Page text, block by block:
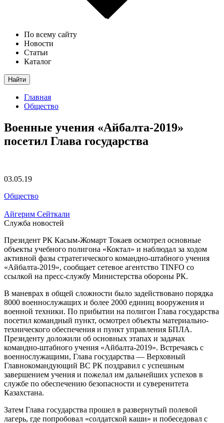
По всему сайту
Новости
Статьи
Каталог
Найти
Главная
Общество
Военные учения «Айбалта-2019»
посетил Глава государства
03.05.19
Общество
Айгерим Сейткали
Служба новостей
Президент РК Касым-Жомарт Токаев осмотрел основные
объекты учебного полигона «Коктал» и наблюдал за ходом
активной фазы стратегического командно-штабного учения
«Айбалта-2019», сообщает сетевое агентство TINFO со
ссылкой на пресс-службу Министерства обороны РК.
В маневрах в общей сложности было задействовано порядка
8000 военнослужащих и более 2000 единиц вооружения и
военной техники. По прибытии на полигон Глава государства
посетил командный пункт, осмотрел объекты материально-
технического обеспечения и пункт управления БПЛА.
Президенту доложили об основных этапах и задачах
командно-штабного учения «Айбалта-2019». Встречаясь с
военнослужащими, Глава государства — Верховный
Главнокомандующий ВС РК поздравил с успешным
завершением учения и пожелал им дальнейших успехов в
службе по обеспечению безопасности и суверенитета
Казахстана.
Затем Глава государства прошел в развернутый полевой
лагерь, где попробовал «солдатской каши» и побеседовал с